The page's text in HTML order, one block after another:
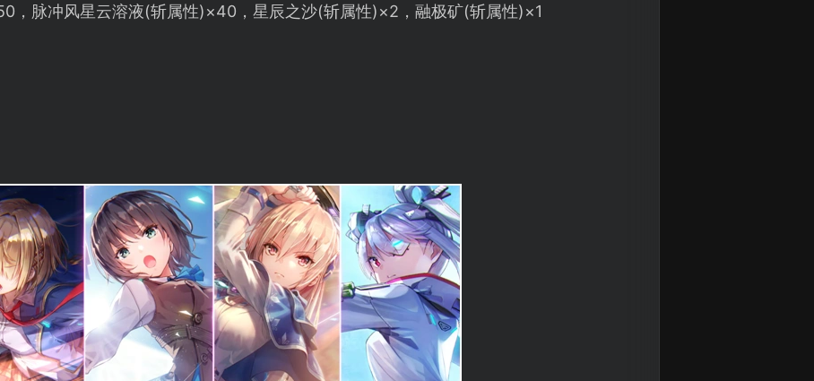
，脉冲风星云溶液(斩属性)×40，星辰之沙(斩属性)×2，融极矿(斩属性)×1